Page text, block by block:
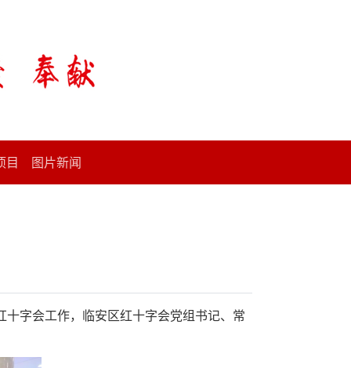
目 图片新闻
字会工作，临安区红十字会党组书记、常